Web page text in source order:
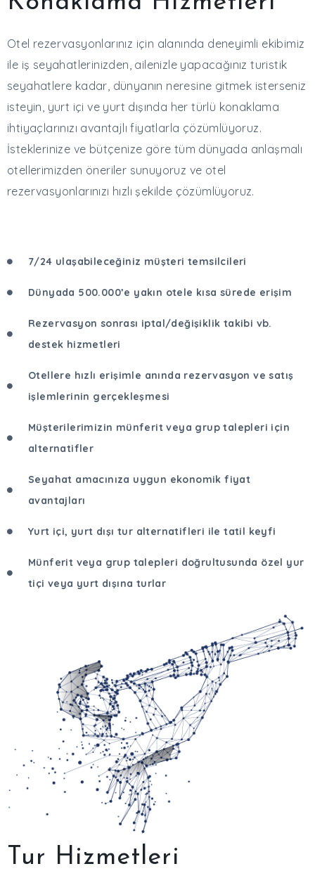
Otel rezervasyonlarınız için alanında deneyimli ekibimiz
ile iş seyahatlerinizden, ailenizle yapacağınız turistik
seyahatlere kadar, dünyanın neresine gitmek isterseniz
isteyin, yurt içi ve yurt dışında her türlü konaklama
ihtiyaçlarınızı avantajlı fiyatlarla çözümlüyoruz.
İsteklerinize ve bütçenize göre tüm dünyada anlaşmalı
otellerimizden öneriler sunuyoruz ve otel
rezervasyonlarınızı hızlı şekilde çözümlüyoruz.
7/24 ulaşabileceğiniz müşteri temsilcileri
Dünyada 500.000’e yakın otele kısa sürede erişim
Rezervasyon sonrası iptal/değişiklik takibi vb.
destek hizmetleri
Otellere hızlı erişimle anında rezervasyon ve satış
işlemlerinin gerçekleşmesi
Müşterilerimizin münferit veya grup talepleri için
alternatifler
Seyahat amacınıza uygun ekonomik fiyat
avantajları
Yurt içi, yurt dışı tur alternatifleri ile tatil keyfi
Münferit veya grup talepleri doğrultusunda özel yur
tiçi veya yurt dışına turlar
Tur Hizmetleri